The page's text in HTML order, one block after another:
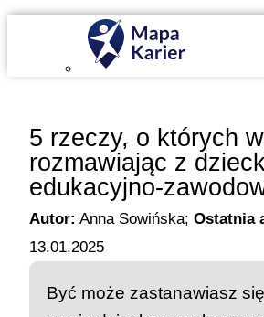
5 rzeczy, o których
rozmawiając z
edukacyjno-
Autor: Anna Sowińska; Ostatnia
13.01.2025
Być może zastanawiasz